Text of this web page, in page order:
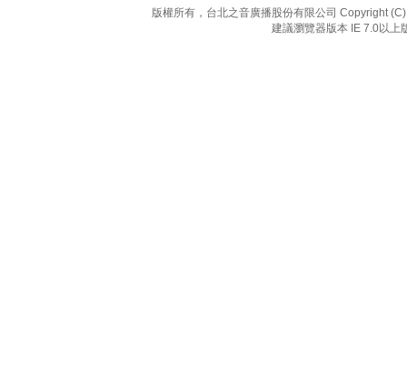
版權所有，台北之音廣播股份有限公司 Copyright
建議瀏覽器版本 IE 7.0以上